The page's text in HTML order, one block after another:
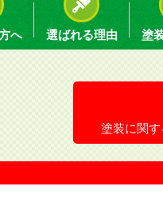
へ 選ばれる理由 塗
塗装に関